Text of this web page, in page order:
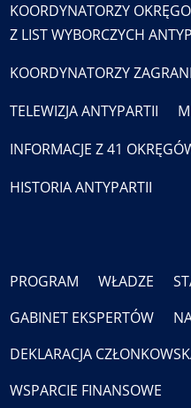
KOORDYNATORZY
Z LIST WYBORCZYCH
KOORDYNATORZY
TELEWIZJA ANTYPARTII
INFORMACJE Z 41
HISTORIA ANTYPARTII
PROGRAM WŁADZE
GABINET EKSPERTÓW
DEKLARACJA
WSPARCIE FINANSOWE